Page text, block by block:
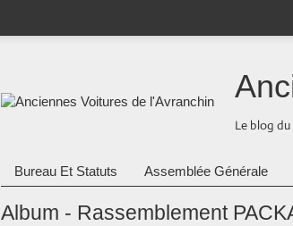
Le blog
Bureau Et Statuts Assemblée Générale
Album - Rassemblement